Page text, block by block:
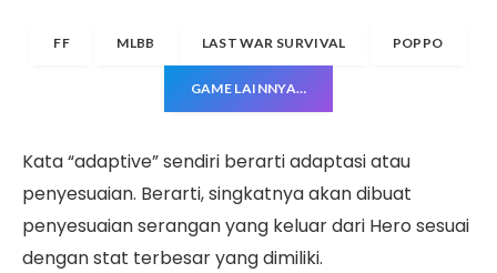
FF MLBB LAST WAR SURVIVAL POPPO
GAME LAINNYA…
Kata “adaptive” sendiri berarti adaptasi atau
penyesuaian. Berarti, singkatnya akan dibuat
penyesuaian serangan yang keluar dari Hero sesuai
dengan stat terbesar yang dimiliki.